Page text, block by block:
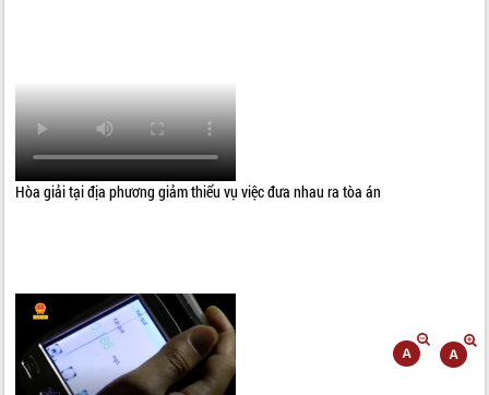
Hòa giải tại địa phương giảm thiểu vụ việc đưa nhau ra tòa án